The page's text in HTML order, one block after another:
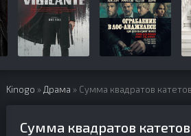
Kinogo » Драма » Сумма квадратов
Сумма квадратов